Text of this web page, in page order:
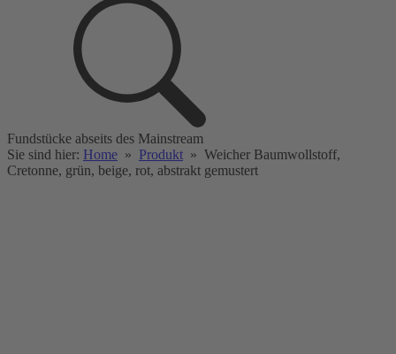
Fundstücke abseits des Mainstream
Sie sind hier: Home » Produkt » Weicher Baumwollstoff,
Cretonne, grün, beige, rot, abstrakt gemustert